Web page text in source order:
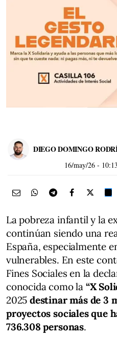
DIEGO DOMINGO
16/may/26 - 10:13
La pobreza infantil y la
continúan siendo una
España, especialmente
vulnerables. En este
Fines Sociales en la
conocida como la “X
2025destinar más de 3
proyectos sociales que
736.308 personas.